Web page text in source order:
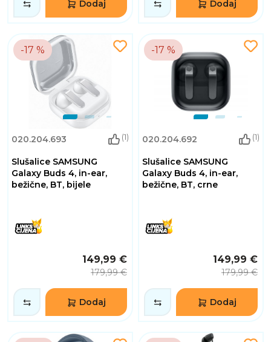
Dodaj Dodaj
-17 %
020.204.693 (1)
Slušalice SAMSUNG
Galaxy Buds 4, in-ear,
bežične, BT, bijele
149,99 €
179,99 €
Dodaj
-17 %
020.204.692 (1)
Slušalice SAMSUNG
Galaxy Buds 4, in-ear,
bežične, BT, crne
149,99 €
179,99 €
Dodaj